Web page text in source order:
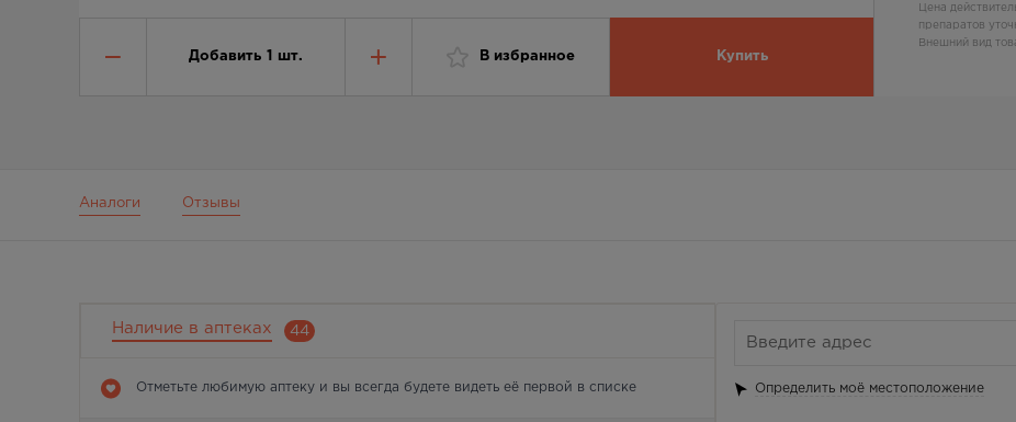
Добавить 1 шт. В избранное Купить
Цена
препаратов
Внешний вид
Аналоги Отзывы
Наличие в аптеках 44
Отметьте любимую аптеку и вы всегда будете видеть её первой в списке Определить моё местоположение